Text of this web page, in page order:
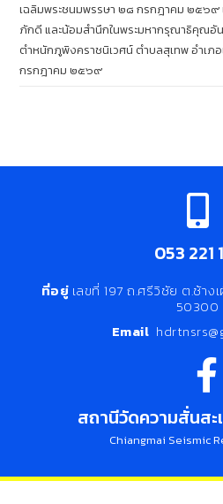
เฉลิมพระชนมพรรษา ๒๘ กรกฎาคม ๒๕๖
ภักดี และน้อมสำนึกในพระมหากรุณาธิคุณอั
ตำหนักภูพิงคราชนิเวศน์ ตำบลสุเทพ อำเภ
กรกฎาคม ๒๕๖๙
053 221
ที่อยู่ เลขที่ 197 ถ.ศรีวิชัย ต.ช้าง
50300
Email
สถานีวัดความสั่นสะ
Chiangmai Seismic